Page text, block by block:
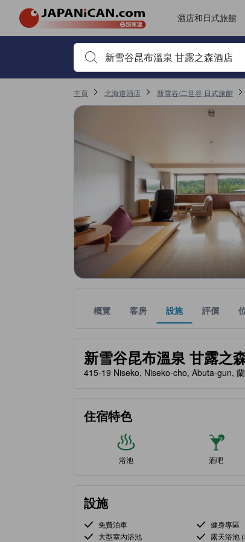
酒店和日式旅館
首先輸入住宿名稱或關鍵字搜尋，並使用箭頭鍵
主頁 北海道酒店 新雪谷/二世谷 日式旅館
概覽 客房 設施 評價
新雪谷昆布溫泉 甘露
tooltip
金星評級由夥伴網站提供，反映住客對舒適
415-19 Niseko, Niseko-cho, Abuta-gun,
住宿特色
浴池 酒吧
設施
免費泊車 健身專區
大型室內浴池
露天浴池